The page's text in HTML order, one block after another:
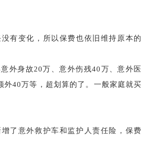
有变化，所以保费也依旧维持原本的
外身故20万、意外伤残40万、意外医
外40万等，超划算的了。一般家庭就买
了意外救护车和监护人责任险，保费